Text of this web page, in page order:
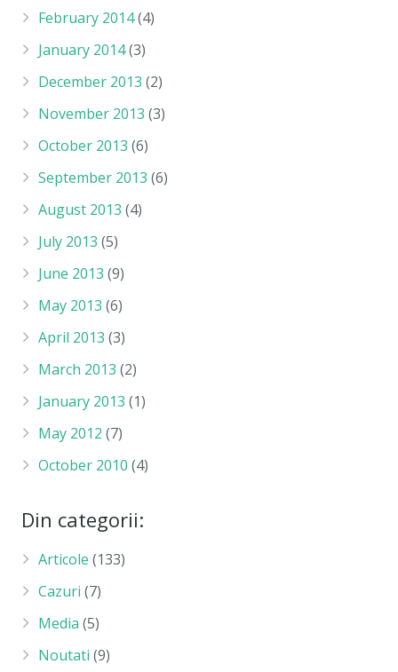
February 2014(4)
January 2014(3)
December 2013 (2)
November 2013 (3)
October 2013 (6)
September 2013 (6)
August 2013 (4)
July 2013 (5)
June 2013 (9)
May 2013 (6)
April 2013 (3)
March 2013 (2)
January 2013 (1)
May 2012 (7)
October 2010 (4)
Din categorii:
Articole (133)
Cazuri (7)
Media (5)
Noutati (9)